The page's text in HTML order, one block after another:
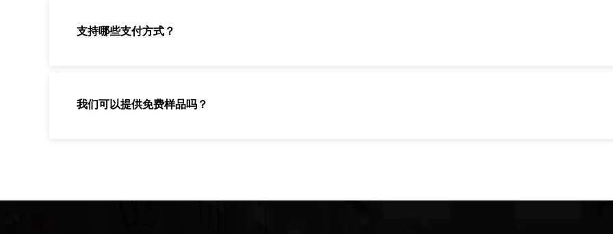
支持哪些支付方式？
我们可以提供免费样品吗？